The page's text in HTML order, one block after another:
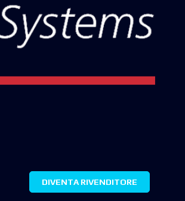
DIVENTA RIVENDITORE